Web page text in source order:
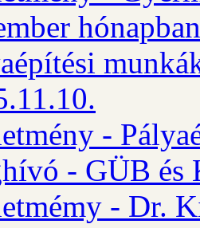
hónapban
-
- GÜB és
- Dr.